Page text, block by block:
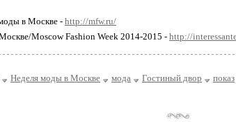
в Москве -http://mfw.ru/
Moscow Fashion Week 2014-2015 - http://
Неделя моды в Москве мода Гостиный двор показ